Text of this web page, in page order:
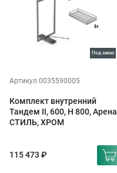
под заказ
Артикул 0035590005
Комплект внутренний
Тандем II, 600, H 800, Арена
СТИЛЬ, ХРОМ
115 473 ₽